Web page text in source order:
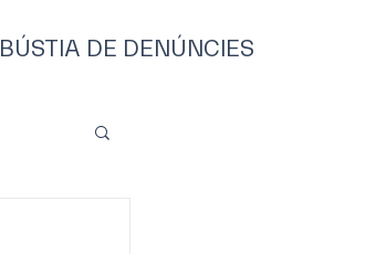
BÚSTIA DE DENÚNCIES